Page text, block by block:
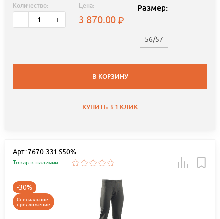
Количество:
- +
Цена:
3 870.00
Размер:
56/57
В КОРЗИНУ
КУПИТЬ В 1 КЛИК
Арт.: 7670-331 S50%
Товар в наличии
-30%
Специальное
предложение